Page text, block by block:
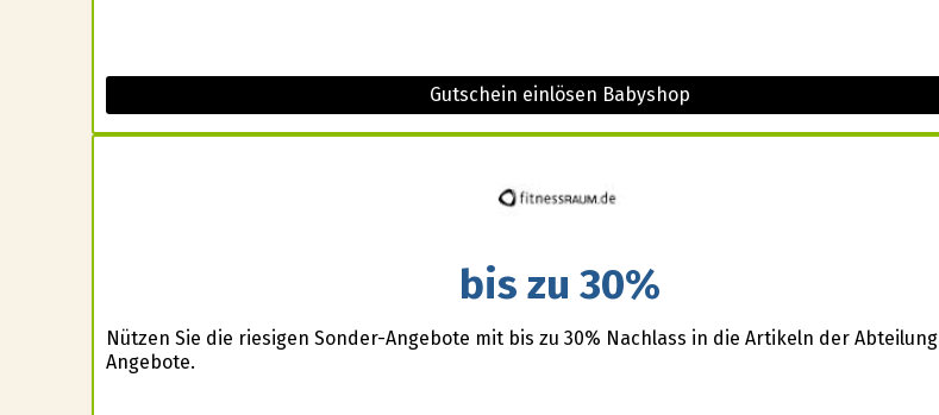
Gutschein einlösen Babyshop
bis zu 30%
Nützen Sie die riesigen Sonder-Angebote mit bis zu 30% Nachlass in die Artikeln der Abteilung
Angebote.